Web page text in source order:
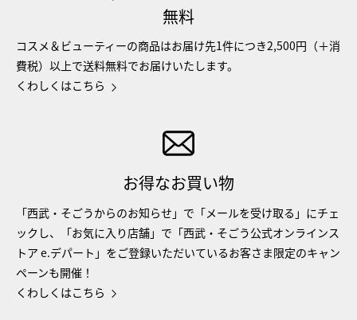
無料
コスメ＆ビューティーの商品はお届け先1件につき2,500円（＋消
費税）以上で送料無料でお届けいたします。
くわしくはこちら
お得なお買い物
「西武・そごうからのお知らせ」で「メールを受け取る」にチェ
ックし、「お気に入り店舗」で「西武・そごう公式オンラインス
トア e.デパート」をご登録いただいているお客さま限定のキャン
ペーンも開催！
くわしくはこちら